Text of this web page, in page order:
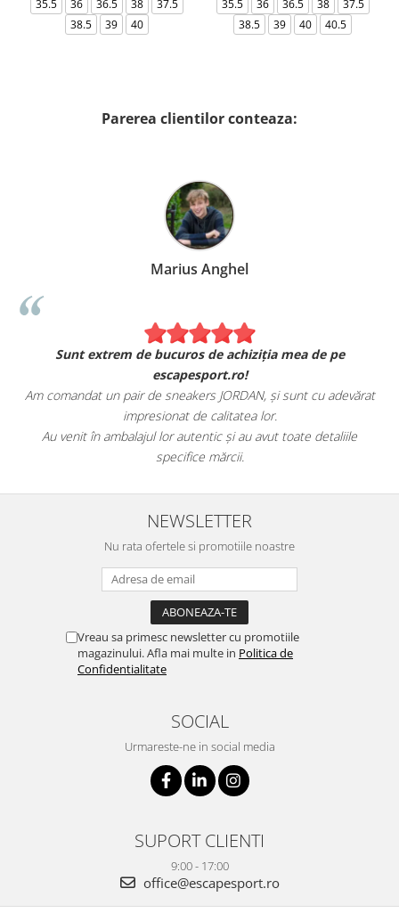
35.5 36 36.5 38
37.5
38.5
39 40
35.5 36 36.5 38
37.5
38.5
39 40 40.5
Parerea clientilor conteaza:
Marius Anghel
Sunt extrem de bucuros de achiziția mea de pe
escapesport.ro!
Am comandat un pair de sneakers JORDAN, și sunt cu adevărat
impresionat de calitatea lor.
Au venit în ambalajul lor autentic și au avut toate detaliile
specifice mărcii.
NEWSLETTER
Nu rata ofertele si promotiile noastre
Vreau sa primesc newsletter cu promotiile
magazinului. Afla mai multe in Politica de
Confidentialitate
SOCIAL
Urmareste-ne in social media
SUPORT CLIENTI
9:00 - 17:00
office@escapesport.ro